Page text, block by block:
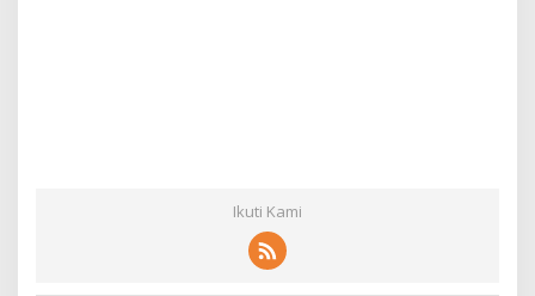
Ikuti Kami